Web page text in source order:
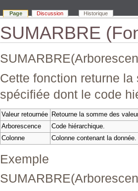
SUMARBRE
Cette fonction returne
spécifiée dont le code
Valeur retournée
Retourne la somme des
Arborescence
Code hiérarchique.
Colonne
Colonne contenant la donnée.
Exemple
Page Discussion Historique